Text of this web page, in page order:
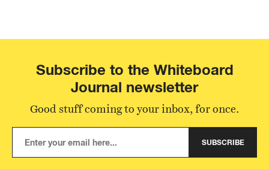
Subscribe to the Whiteboard
Journal newsletter
Good stuff coming to your inbox, for once.
SUBSCRIBE